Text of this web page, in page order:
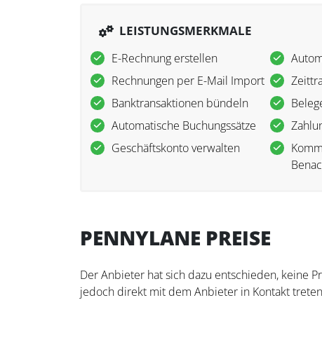
LEISTUNGSMERKMALE
E-Rechnung erstellen
Rechnungen per E-Mail Import
Banktransaktionen bündeln
Automatische Buchungssätze
Geschäftskonto verwalten
PENNYLANE PREISE
Der Anbieter hat sich dazu entschieden, keine
jedoch direkt mit dem Anbieter in Kontakt